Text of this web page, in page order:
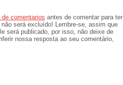
de comentarios antes de comentar para ter
será excluído! Lembre-se, assim que
será publicado, por isso, não deixe de
nossa resposta ao seu comentário,